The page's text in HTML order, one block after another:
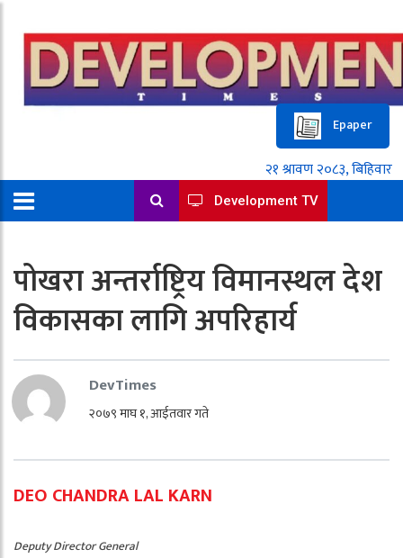
Epaper
Development TV
पोखरा अन्तर्राष्ट्रिय विमानस्थल देश
विकासका लागि अपरिहार्य
DevTimes
२०७९ माघ १, आईतवार गते
DEO CHANDRA LAL KARN
Deputy Director General